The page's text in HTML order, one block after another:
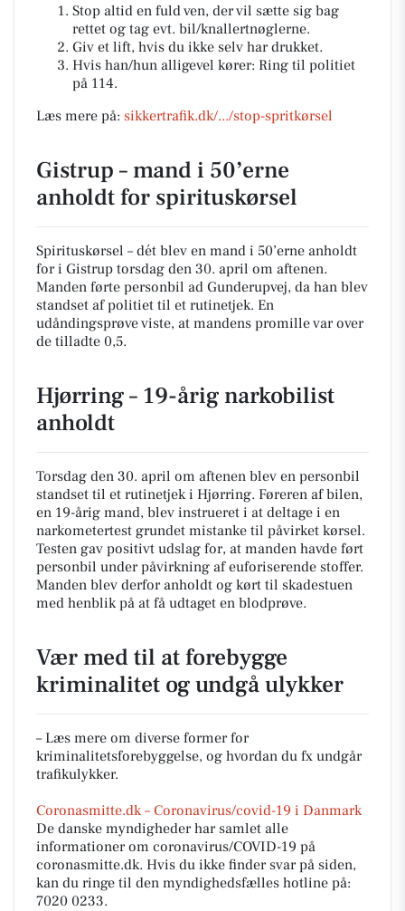
Stop altid en fuld ven, der vil sætte sig bag
rettet og tag evt. bil/knallertnøglerne.
Giv et lift, hvis du ikke selv har drukket.
Hvis han/hun alligevel kører: Ring til politiet
på 114.
Læs mere på: sikkertrafik.dk/.../stop-spritkørsel
Gistrup – mand i 50’erne
anholdt for spirituskørsel
Spirituskørsel – dét blev en mand i 50’erne anholdt
for i Gistrup torsdag den 30. april om aftenen.
Manden førte personbil ad Gunderupvej, da han blev
standset af politiet til et rutinetjek. En
udåndingsprøve viste, at mandens promille var over
de tilladte 0,5.
Hjørring – 19-årig narkobilist
anholdt
Torsdag den 30. april om aftenen blev en personbil
standset til et rutinetjek i Hjørring. Føreren af bilen,
en 19-årig mand, blev instrueret i at deltage i en
narkometertest grundet mistanke til påvirket kørsel.
Testen gav positivt udslag for, at manden havde ført
personbil under påvirkning af euforiserende stoffer.
Manden blev derfor anholdt og kørt til skadestuen
med henblik på at få udtaget en blodprøve.
Vær med til at forebygge
kriminalitet og undgå ulykker
– Læs mere om diverse former for
kriminalitetsforebyggelse, og hvordan du fx undgår
trafikulykker.
Coronasmitte.dk – Coronavirus/covid-19 i Danmark
De danske myndigheder har samlet alle
informationer om coronavirus/COVID-19 på
coronasmitte.dk. Hvis du ikke finder svar på siden,
kan du ringe til den myndighedsfælles hotline på:
7020 0233.